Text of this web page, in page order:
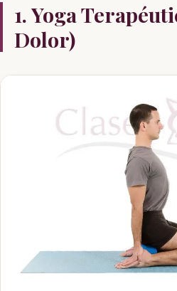
1. Yoga
Dolor)